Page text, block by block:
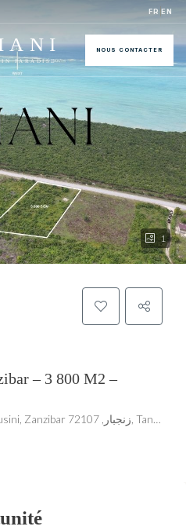
1
– 3 800 M2 –
Jambiani, Kusini, Unguja Kusini, Zanzibar زنجبار, 72107, Tanzania
FR EN
IN PARADISE
NOUS CONTACTER